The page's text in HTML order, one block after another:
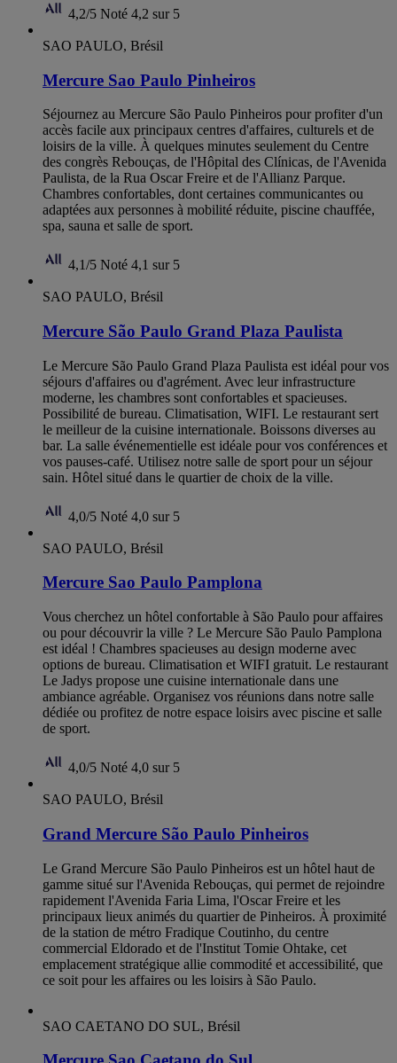
4,2/5 Noté 4,2 sur 5
SAO PAULO, Brésil
Mercure Sao Paulo Pinheiros
Séjournez au Mercure São Paulo Pinheiros pour profiter d'un
accès facile aux principaux centres d'affaires, culturels et de
loisirs de la ville. À quelques minutes seulement du Centre
des congrès Rebouças, de l'Hôpital des Clínicas, de l'Avenida
Paulista, de la Rua Oscar Freire et de l'Allianz Parque.
Chambres confortables, dont certaines communicantes ou
adaptées aux personnes à mobilité réduite, piscine chauffée,
spa, sauna et salle de sport.
4,1/5 Noté 4,1 sur 5
SAO PAULO, Brésil
Mercure São Paulo Grand Plaza Paulista
Le Mercure São Paulo Grand Plaza Paulista est idéal pour vos
séjours d'affaires ou d'agrément. Avec leur infrastructure
moderne, les chambres sont confortables et spacieuses.
Possibilité de bureau. Climatisation, WIFI. Le restaurant sert
le meilleur de la cuisine internationale. Boissons diverses au
bar. La salle événementielle est idéale pour vos conférences et
vos pauses-café. Utilisez notre salle de sport pour un séjour
sain. Hôtel situé dans le quartier de choix de la ville.
4,0/5 Noté 4,0 sur 5
SAO PAULO, Brésil
Mercure Sao Paulo Pamplona
Vous cherchez un hôtel confortable à São Paulo pour affaires
ou pour découvrir la ville ? Le Mercure São Paulo Pamplona
est idéal ! Chambres spacieuses au design moderne avec
options de bureau. Climatisation et WIFI gratuit. Le restaurant
Le Jadys propose une cuisine internationale dans une
ambiance agréable. Organisez vos réunions dans notre salle
dédiée ou profitez de notre espace loisirs avec piscine et salle
de sport.
4,0/5 Noté 4,0 sur 5
SAO PAULO, Brésil
Grand Mercure São Paulo Pinheiros
Le Grand Mercure São Paulo Pinheiros est un hôtel haut de
gamme situé sur l'Avenida Rebouças, qui permet de rejoindre
rapidement l'Avenida Faria Lima, l'Oscar Freire et les
principaux lieux animés du quartier de Pinheiros. À proximité
de la station de métro Fradique Coutinho, du centre
commercial Eldorado et de l'Institut Tomie Ohtake, cet
emplacement stratégique allie commodité et accessibilité, que
ce soit pour les affaires ou les loisirs à São Paulo.
SAO CAETANO DO SUL, Brésil